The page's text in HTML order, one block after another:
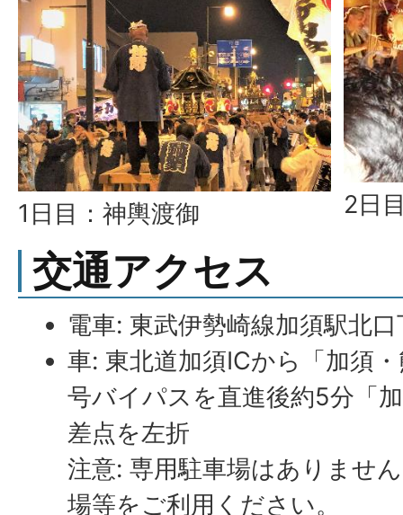
1日目：神輿渡御 2日
交通アクセス
電車: 東武伊勢崎線加須駅北
車: 東北道加須ICから「加須
号バイパスを直進後約5分「
差点を左折
注意: 専用駐車場はありませ
場等をご利用ください。